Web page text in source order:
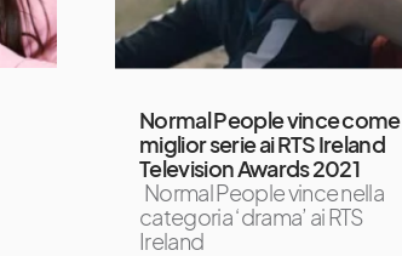
Normal People vince come
miglior serie ai RTS Ireland
Television Awards 2021
Normal People vince nella
categoria ‘drama’ ai RTS
Ireland